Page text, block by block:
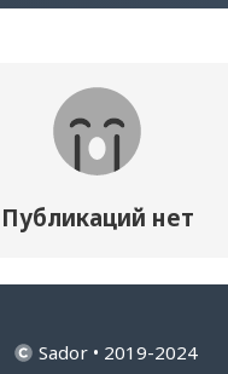
Публикаций нет
Sador • 2019-2024